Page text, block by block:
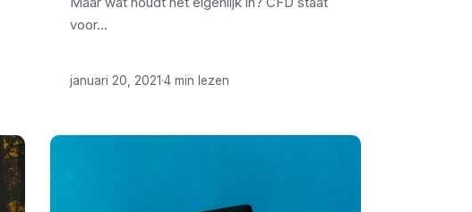
voor…
januari 20, 2021·4 min lezen